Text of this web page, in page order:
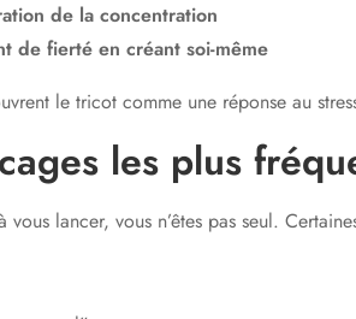
de la concentration
de fierté en créant soi-même
le tricot comme une réponse au
les plus
vous lancer, vous n’êtes pas seul.